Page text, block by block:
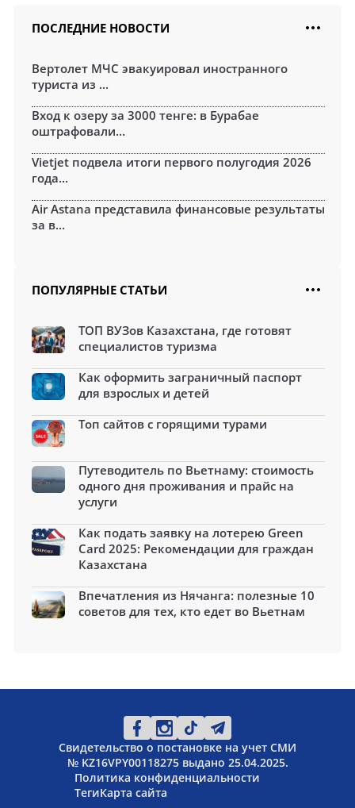
ПОСЛЕДНИЕ НОВОСТИ
Вертолет МЧС эвакуировал иностранного
туриста из ...
Вход к озеру за 3000 тенге: в Бурабае
оштрафовали...
Vietjet подвела итоги первого полугодия 2026
года...
Air Astana представила финансовые результаты
за в...
ПОПУЛЯРНЫЕ СТАТЬИ
ТОП ВУЗов Казахстана, где готовят
специалистов туризма
Как оформить заграничный паспорт
для взрослых и детей
Топ сайтов с горящими турами
Путеводитель по Вьетнаму: стоимость
одного дня проживания и прайс на
услуги
Как подать заявку на лотерею Green
Card 2025: Рекомендации для граждан
Казахстана
Впечатления из Нячанга: полезные 10
советов для тех, кто едет во Вьетнам
Свидетельство о постановке на учет СМИ
№ KZ16VPY00118275 выдано 25.04.2025.
Политика конфиденциальности
ТегиКарта сайта